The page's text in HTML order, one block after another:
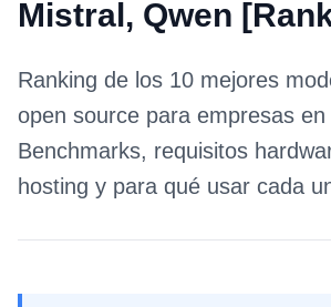
Mistral, Qwen
Ranking de los 10 mejores
open source para empresas en
Benchmarks, requisitos
hosting y para qué usar cada